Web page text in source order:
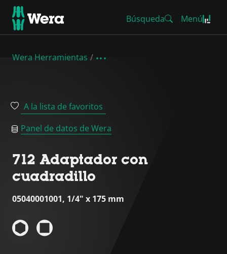
Búsqueda Menú
Wera Herramientas
A la lista de favoritos
Panel de datos de Wera
712 Adaptador con
cuadradillo
05040001001, 1/4" x 175 mm